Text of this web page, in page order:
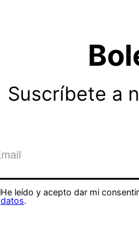
Suscríbete a
He leído y acepto dar mi
datos.